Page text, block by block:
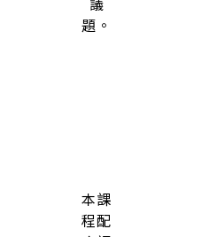
性課
程，
以符
合